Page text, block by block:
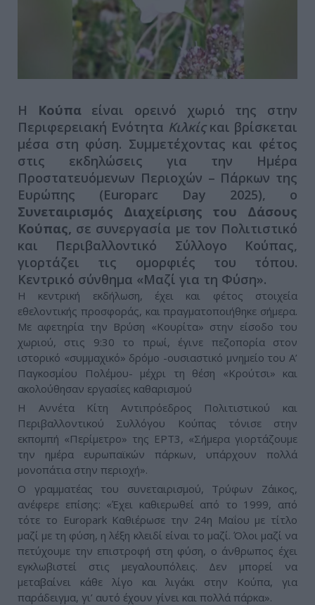
Η Κούπα είναι ορεινό χωριό της στην
Περιφερειακή Ενότητα Κιλκίς και βρίσκεται
μέσα στη φύση. Συμμετέχοντας και φέτος
στις εκδηλώσεις για την Ημέρα
Προστατευόμενων Περιοχών – Πάρκων της
Ευρώπης (Europarc Day 2025), ο
Συνεταιρισμός Διαχείρισης του Δάσους
Κούπας, σε συνεργασία με τον Πολιτιστικό
και Περιβαλλοντικό Σύλλογο Κούπας,
γιορτάζει τις ομορφιές του τόπου.
Κεντρικό σύνθημα «Μαζί για τη Φύση».
Η κεντρική εκδήλωση, έχει και φέτος στοιχεία
εθελοντικής προσφοράς, και πραγματοποιήθηκε σήμερα.
Με αφετηρία την Βρύση «Κουρίτα» στην είσοδο του
χωριού, στις 9:30 το πρωί, έγινε πεζοπορία στον
ιστορικό «συμμαχικό» δρόμο -ουσιαστικό μνημείο του Α’
Παγκοσμίου Πολέμου- μέχρι τη θέση «Κρούτσι» και
ακολούθησαν εργασίες καθαρισμού
Η Αννέτα Κίτη Αντιπρόεδρος Πολιτιστικού και
Περιβαλλοντικού Συλλόγου Κούπας τόνισε στην
εκπομπή «Περίμετρο» της ΕΡΤ3, «Σήμερα γιορτάζουμε
την ημέρα ευρωπαϊκών πάρκων, υπάρχουν πολλά
μονοπάτια στην περιοχή».
Ο γραμματέας του συνεταιρισμού, Τρύφων Ζάικος,
ανέφερε επίσης: «Έχει καθιερωθεί από το 1999, από
τότε το Europark Καθιέρωσε την 24η Μαΐου με τίτλο
μαζί με τη φύση, η λέξη κλειδί είναι το μαζί. Όλοι μαζί να
πετύχουμε την επιστροφή στη φύση, ο άνθρωπος έχει
εγκλωβιστεί στις μεγαλουπόλεις. Δεν μπορεί να
μεταβαίνει κάθε λίγο και λιγάκι στην Κούπα, για
παράδειγμα, γι’ αυτό έχουν γίνει και πολλά πάρκα».